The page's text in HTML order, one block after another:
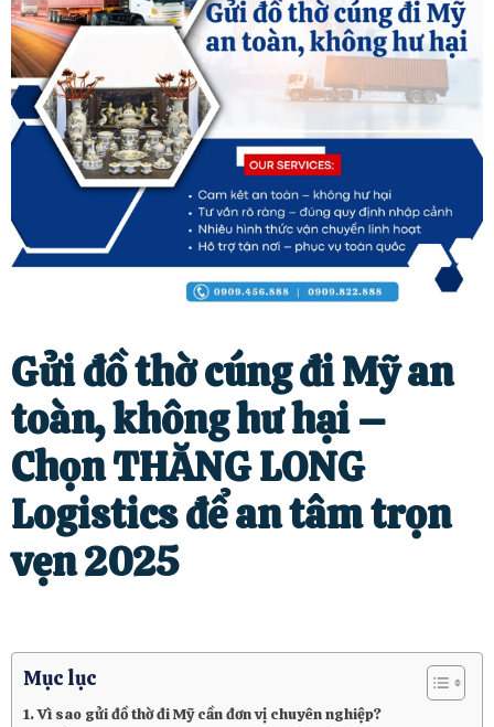
Gửi đồ thờ cúng đi Mỹ an
toàn, không hư hại –
Chọn THĂNG LONG
Logistics để an tâm trọn
vẹn 2025
Mục lục
Vì sao gửi đồ thờ đi Mỹ cần đơn vị chuyên nghiệp?